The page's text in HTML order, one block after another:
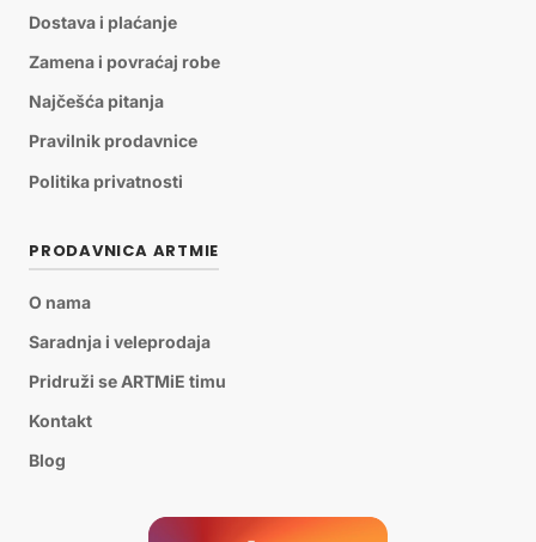
Dostava i plaćanje
Zamena i povraćaj robe
Najčešća pitanja
Pravilnik prodavnice
Politika privatnosti
PRODAVNICA ARTMIE
O nama
Saradnja i veleprodaja
Pridruži se ARTMiE timu
Kontakt
Blog